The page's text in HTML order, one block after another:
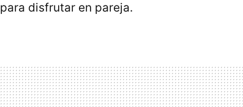
para disfrutar en pareja.